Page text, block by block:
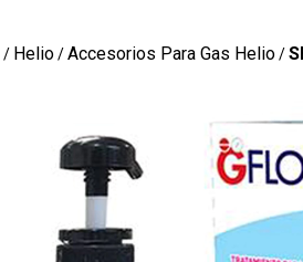
/ Helio/Accesorios Para Gas Helio/